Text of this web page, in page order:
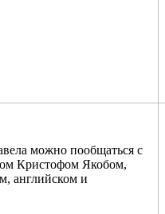
можно пообщаться с
Кристофом Якобом,
английском и